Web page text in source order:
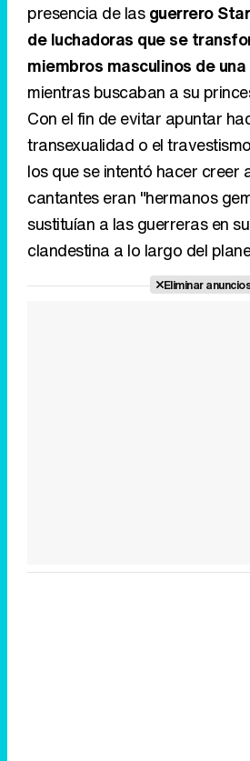
presencia de lasguerrero
de luchadoras que se
miembros masculinos de
mientras buscaban a su
Con el fin de evitar apuntar
transexualidad o el
los que se intentó hacer creer
cantantes eran "hermanos
sustituían a las guerreras en
clandestina a lo largo del
Eliminar